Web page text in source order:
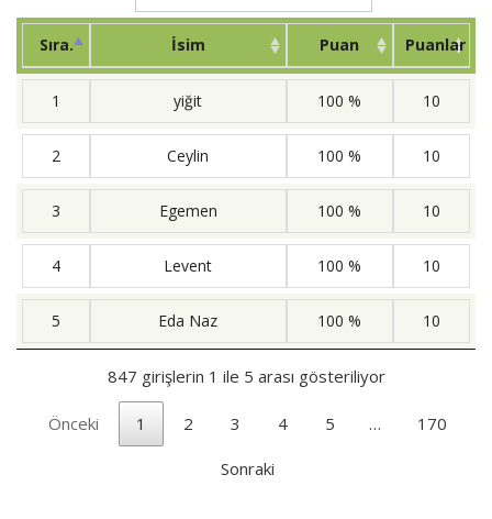
Sıra. İsim Puan Puanlar
1 yiğit 100 % 10
2 Ceylin 100 % 10
3 Egemen 100 % 10
4 Levent 100 % 10
5 Eda Naz 100 % 10
847 girişlerin 1 ile 5 arası gösteriliyor
Önceki 1 2 3 4 5 … 170
Sonraki